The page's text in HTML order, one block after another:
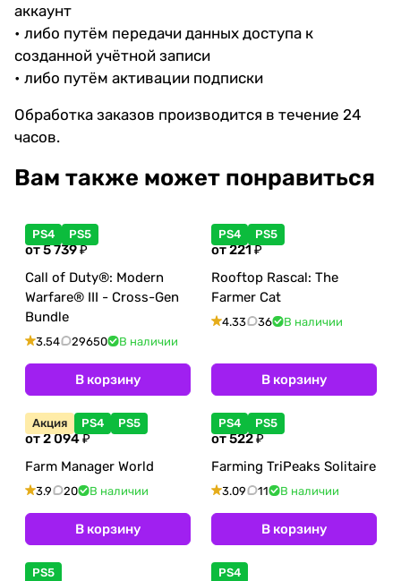
аккаунт
• либо путём передачи данных доступа к
созданной учётной записи
• либо путём активации подписки
Обработка заказов производится в течение 24
часов.
Вам также может понравиться
PS4 PS5
от 5 739 ₽
Call of Duty®: Modern
Warfare® III - Cross-Gen
Bundle
3.54 29650 В наличии
В корзину
PS4 PS5
от 221 ₽
Rooftop Rascal: The
Farmer Cat
4.33 36 В наличии
В корзину
Акция PS4 PS5
от 2 094 ₽
Farm Manager World
3.9 20 В наличии
В корзину
PS4 PS5
от 522 ₽
Farming TriPeaks Solitaire
3.09 11 В наличии
В корзину
PS5 PS4